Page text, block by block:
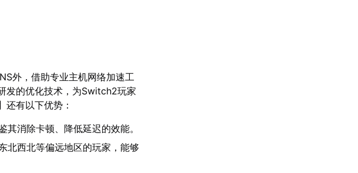
外，借助专业主机网络加速工
发的优化技术，为Switch2玩家
还有以下优势：
其消除卡顿、降低延迟的效能。
北西北等偏远地区的玩家，能够